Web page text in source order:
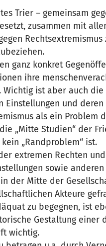
Trier – gemeinsam
zusammen mit
ganz konkret
ihre
Wichtig ist aber auch
Einstellungen und
als ein Problem
„Mitte Studien“ der
„Randproblem“ ist.
extremen Rechten
sowie
der Mitte der
Akteure
zu begegnen, ist
Gestaltung einer
wichtig.